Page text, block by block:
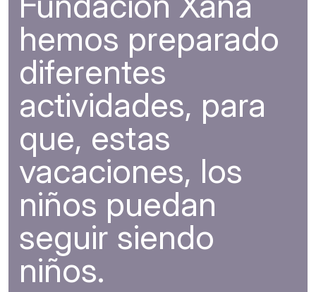
hemos preparado
diferentes
actividades, para
que, estas
vacaciones, los
niños puedan
seguir siendo
niños.